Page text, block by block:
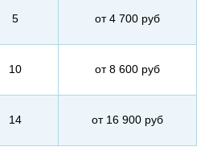
5 от 4 700 руб
10 от 8 600 руб
14 от 16 900 руб